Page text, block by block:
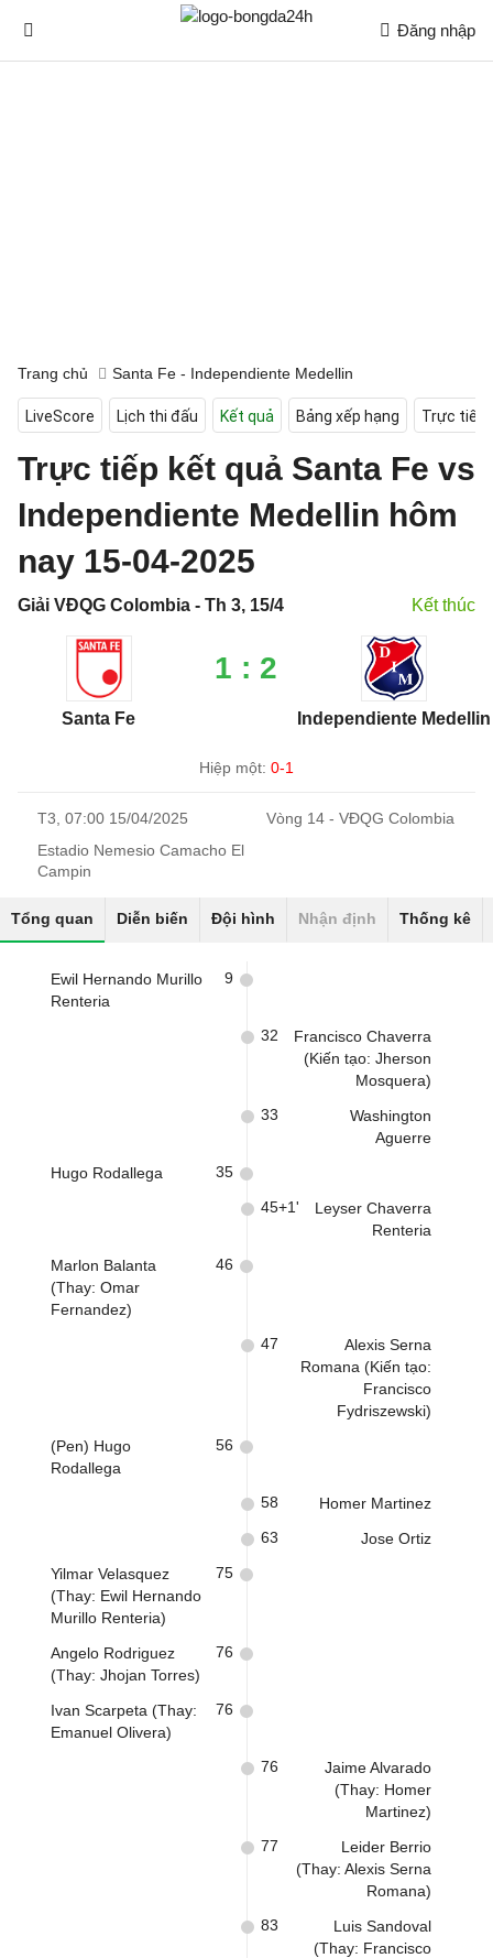
Đăng nhập
Trang chủ Santa Fe - Independiente Medellin
LiveScore Lịch thi đấu Kết quả Bảng xếp hạng Trực tiếp
Trực tiếp kết quả Santa Fe vs
Independiente Medellin hôm
nay 15-04-2025
Giải VĐQG Colombia - Th 3, 15/4 Kết thúc
Santa Fe
1 : 2
Independiente Medellin
Hiệp một: 0-1
T3, 07:00 15/04/2025
Vòng 14 - VĐQG Colombia
Estadio Nemesio Camacho El
Campin
Tổng quan Diễn biến Đội hình Nhận định Thống kê
Ewil Hernando Murillo
Renteria
9
Francisco Chaverra
(Kiến tạo: Jherson
Mosquera)
32
Washington
Aguerre
33
Hugo Rodallega 35
Leyser Chaverra
Renteria
45+1'
Marlon Balanta
(Thay: Omar
Fernandez)
46
Alexis Serna
Romana (Kiến tạo:
Francisco
Fydriszewski)
47
(Pen) Hugo
Rodallega
56
Homer Martinez
58
Jose Ortiz
63
Yilmar Velasquez
(Thay: Ewil Hernando
Murillo Renteria)
75
Angelo Rodriguez
(Thay: Jhojan Torres)
76
Ivan Scarpeta (Thay:
Emanuel Olivera)
76
Jaime Alvarado
(Thay: Homer
Martinez)
76
Leider Berrio
(Thay: Alexis Serna
Romana)
77
Luis Sandoval
(Thay: Francisco
83